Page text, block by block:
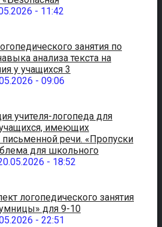
- 11:42
занятия по
анализа текста на
у учащихся 3
- 09:06
учителя-логопеда для
имеющих
речи. «Пропуски
для школьного
- 18:52
логопедического занятия
для 9-10
- 22:51